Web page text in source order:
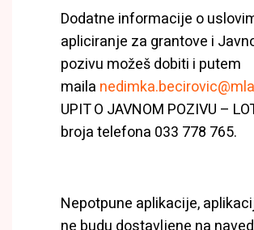
Dodatne informacije o
apliciranje za grantove i
pozivu možeš dobiti i putem
maila
UPIT O JAVNOM POZIVU –
broja telefona 033 778 765.
Nepotpune aplikacije,